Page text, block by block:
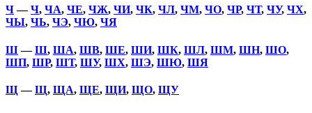
Ч—Ч, ЧА, ЧЕ, ЧЖ, ЧИ, ЧК, ЧЛ, ЧМ, ЧО, ЧР, ЧТ, ЧУ, ЧХ,
ЧЫ, ЧЬ, ЧЭ, ЧЮ, ЧЯ
Ш—Ш, ША, ШВ, ШЕ, ШИ, ШК, ШЛ, ШМ, ШН, ШО,
ШП, ШР, ШТ, ШУ, ШХ, ШЭ, ШЮ, ШЯ
Щ —Щ, ЩА, ЩЕ, ЩИ, ЩО, ЩУ